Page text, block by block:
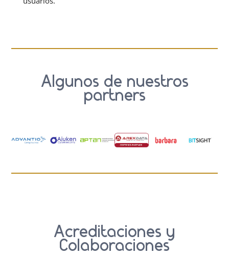
Algunos de nuestros
partners
Acreditaciones y
Colaboraciones